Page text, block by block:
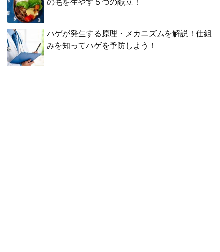
の毛を生やす５つの献立！
ハゲが発生する原理・メカニズムを解説！仕組
みを知ってハゲを予防しよう！